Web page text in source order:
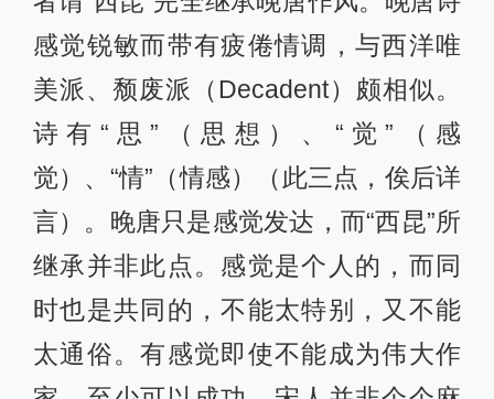
感觉锐敏而带有疲倦情调，与西洋唯
美派、颓废派（Decadent）颇相似。
诗有“思”（思想）、“觉”（感
觉）、“情”（情感）（此三点，俟后详
言）。晚唐只是感觉发达，而“西昆”所
继承并非此点。感觉是个人的，而同
时也是共同的，不能太特别，又不能
太通俗。有感觉即使不能成为伟大作